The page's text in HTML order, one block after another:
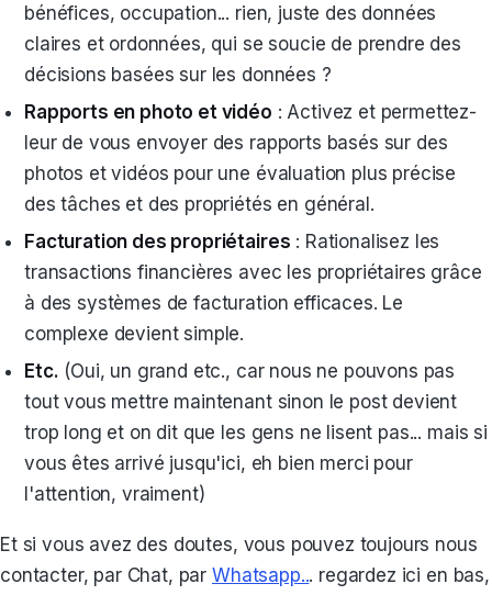
bénéfices, occupation... rien, juste des données
claires et ordonnées, qui se soucie de prendre des
décisions basées sur les données ?
Rapports en photo et vidéo : Activez et permettez-
leur de vous envoyer des rapports basés sur des
photos et vidéos pour une évaluation plus précise
des tâches et des propriétés en général.
Facturation des propriétaires : Rationalisez les
transactions financières avec les propriétaires grâce
à des systèmes de facturation efficaces. Le
complexe devient simple.
Etc. (Oui, un grand etc., car nous ne pouvons pas
tout vous mettre maintenant sinon le post devient
trop long et on dit que les gens ne lisent pas... mais si
vous êtes arrivé jusqu'ici, eh bien merci pour
l'attention, vraiment)
Et si vous avez des doutes, vous pouvez toujours nous
contacter, par Chat, par Whatsapp... regardez ici en bas,